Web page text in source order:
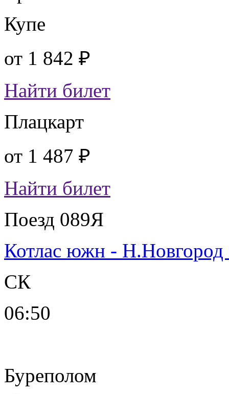
Купе
от 1 842 ₽
Найти билет
Плацкарт
от 1 487 ₽
Найти билет
Поезд 089Я
Котлас южн -
СК
06:50
Буреполом